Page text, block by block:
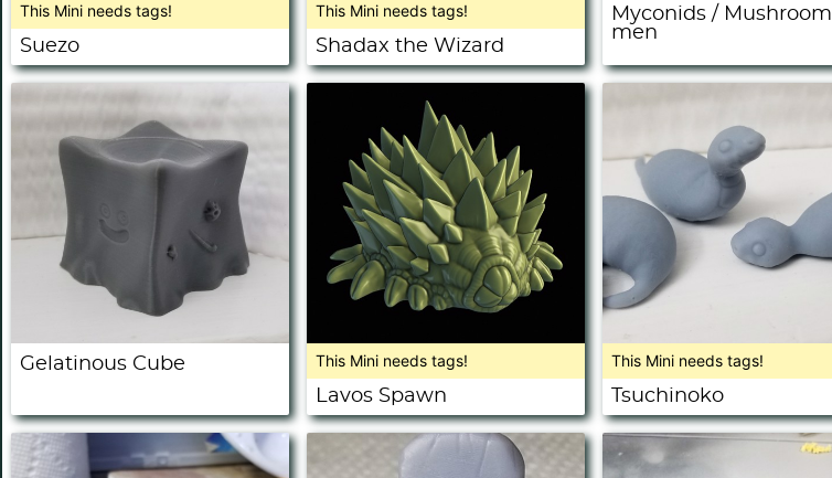
This Mini needs tags!
Suezo
This Mini needs tags!
Shadax the Wizard
Myconids / Mushroom
men
Gelatinous Cube This Mini needs tags!
Lavos Spawn
This Mini needs tags!
Tsuchinoko